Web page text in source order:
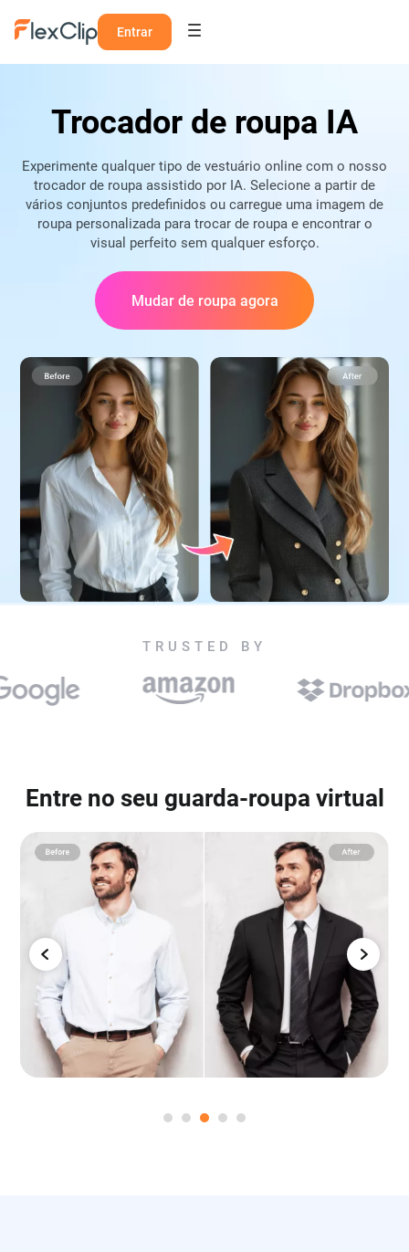
Entrar
Trocador de roupa IA
Experimente qualquer tipo de vestuário online com o nosso
trocador de roupa assistido por IA. Selecione a partir de
vários conjuntos predefinidos ou carregue uma imagem de
roupa personalizada para trocar de roupa e encontrar o
visual perfeito sem qualquer esforço.
Mudar de roupa agora
TRUSTED BY
Entre no seu guarda-roupa virtual